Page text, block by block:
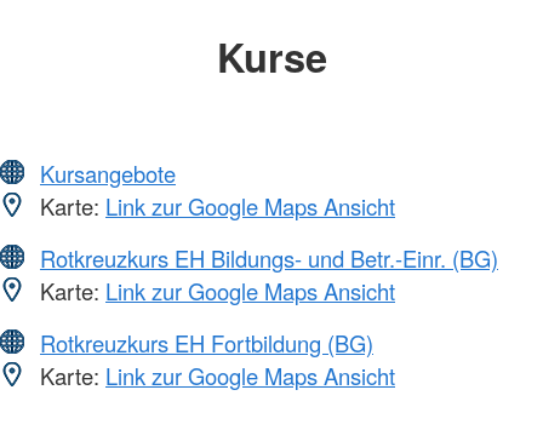
Kurse
Kursangebote
Karte: Link zur Google Maps Ansicht
Rotkreuzkurs EH Bildungs- und Betr.-Einr. (BG)
Karte: Link zur Google Maps Ansicht
Rotkreuzkurs EH Fortbildung (BG)
Karte: Link zur Google Maps Ansicht